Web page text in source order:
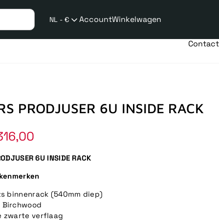
NL - €
taalwijziging
AccountWinkelwagen
Contact
PRODJUSER 6U INSIDE RACK
6U INSIDE RACK
binnenrack (540mm diep)
Birchwood
zwarte verflaag